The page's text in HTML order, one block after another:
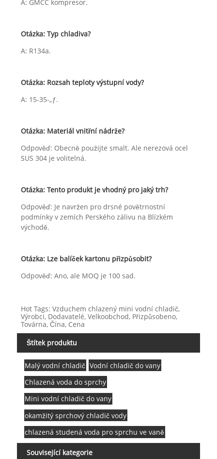
A: GMCC kompresor.
Otázka: Typ chladiva?
A: R134a.
Otázka: Rozsah teploty výstupní vody?
A: 15-35-„ƒ.
Otázka: Materiál vnitřní nádrže?
Odpověď: Obecně použijte smalt. Ale nerezová ocel
SUS 304 je volitelná.
Otázka: Tento produkt je vhodný pro jaký trh?
Odpověď: Je navržen pro drsné povětrnostní
podmínky v zemích Perského zálivu na Blízkém
východě.
Otázka: Lze balíček kartonu přizpůsobit?
Odpověď: Ano, ale MOQ je 100 sad.
Hot Tags: Vzduchem chlazený mini vodní chladič,
Výrobci, Dodavatelé, Velkoobchod, Přizpůsobeno,
Továrna, Čína, Cena
Štítek produktu
Malý vodní chladič Vodní chladič do vany
Chlazená voda do sprchy
Mini vodní chladič do vany
okamžitý sprchový chladič vody
chlazená studená voda pro sprchu ve vaně
Související kategorie